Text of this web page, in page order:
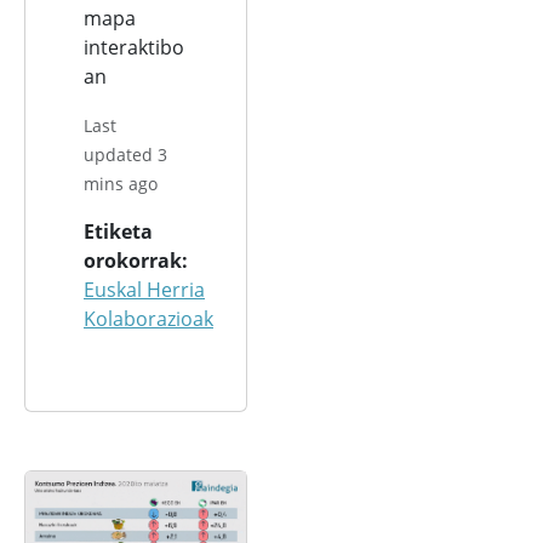
mapa
interaktibo
an
Last
updated 3
mins ago
Etiketa
orokorrak
Euskal Herria
Kolaborazioak